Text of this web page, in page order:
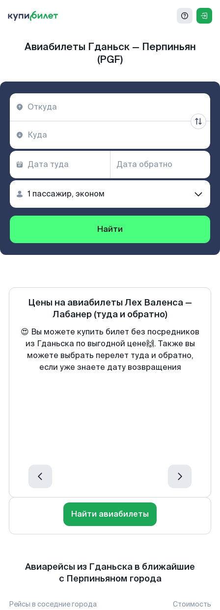
Авиабилеты Гданьск — Перпиньян
(PGF)
Найти
Цены на авиабилеты Лех Валенса —
Лабанер (туда и обратно)
😍 Вы можете купить билет без посредников
из Гданьска по выгодной цене🙌. Также вы
можете выбрать перелет туда и обратно,
если уже знаете дату возвращения
Найти авиабилеты
Авиарейсы из Гданьска в ближайшие
с Перпиньяном города
Рейсы в соседние города Стоимость